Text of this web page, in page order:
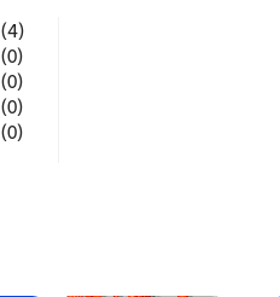
(4)
(0)
(0)
(0)
(0)